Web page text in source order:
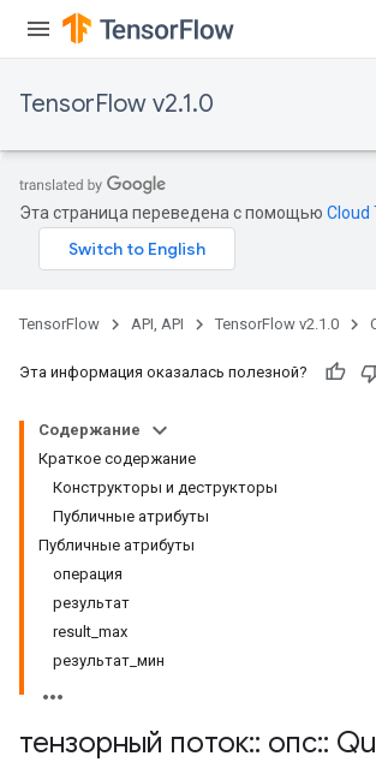
TensorFlow v2.1.0
Эта страница переведена с помощью Cloud
TensorFlow API, API TensorFlow v2.1.0
Эта информация оказалась полезной?
Содержание
Краткое содержание
Конструкторы и деструкторы
Публичные атрибуты
Публичные атрибуты
операция
результат
result_max
результат_мин
тензорный поток:: опс::